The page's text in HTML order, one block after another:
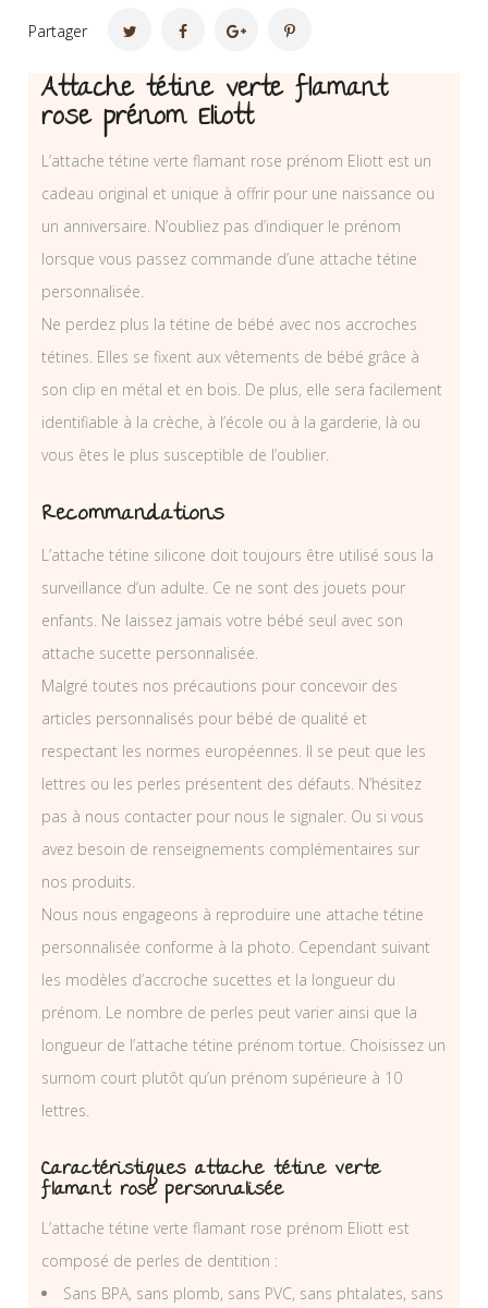
Partager
Attache tétine verte flamant
rose prénom Eliott
L’attache tétine verte flamant rose prénom Eliott est un
cadeau original et unique à offrir pour une naissance ou
un anniversaire. N’oubliez pas d’indiquer le prénom
lorsque vous passez commande d’une attache tétine
personnalisée.
Ne perdez plus la tétine de bébé avec nos accroches
tétines. Elles se fixent aux vêtements de bébé grâce à
son clip en métal et en bois. De plus, elle sera facilement
identifiable à la crèche, à l’école ou à la garderie, là ou
vous êtes le plus susceptible de l’oublier.
Recommandations
L’attache tétine silicone doit toujours être utilisé sous la
surveillance d’un adulte. Ce ne sont des jouets pour
enfants. Ne laissez jamais votre bébé seul avec son
attache sucette personnalisée.
Malgré toutes nos précautions pour concevoir des
articles personnalisés pour bébé de qualité et
respectant les normes européennes. Il se peut que les
lettres ou les perles présentent des défauts. N’hésitez
pas à nous contacter pour nous le signaler. Ou si vous
avez besoin de renseignements complémentaires sur
nos produits.
Nous nous engageons à reproduire une attache tétine
personnalisée conforme à la photo. Cependant suivant
les modèles d’accroche sucettes et la longueur du
prénom. Le nombre de perles peut varier ainsi que la
longueur de l’attache tétine prénom tortue. Choisissez un
surnom court plutôt qu’un prénom supérieure à 10
lettres.
Caractéristiques attache tétine verte
flamant rose personnalisée
L’attache tétine verte flamant rose prénom Eliott est
composé de perles de dentition :
Sans BPA, sans plomb, sans PVC, sans phtalates, sans